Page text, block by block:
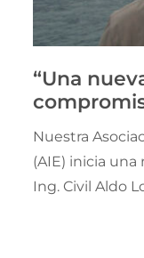
“Una
Nuestra
(AIE) inicia
Ing. Civil Aldo